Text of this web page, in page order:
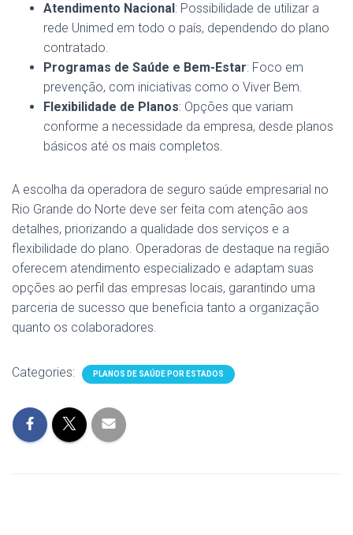
Atendimento Nacional: Possibilidade de utilizar a
rede Unimed em todo o país, dependendo do plano
contratado.
Programas de Saúde e Bem-Estar: Foco em
prevenção, com iniciativas como o Viver Bem.
Flexibilidade de Planos: Opções que variam
conforme a necessidade da empresa, desde planos
básicos até os mais completos.
A escolha da operadora de seguro saúde empresarial no
Rio Grande do Norte deve ser feita com atenção aos
detalhes, priorizando a qualidade dos serviços e a
flexibilidade do plano. Operadoras de destaque na região
oferecem atendimento especializado e adaptam suas
opções ao perfil das empresas locais, garantindo uma
parceria de sucesso que beneficia tanto a organização
quanto os colaboradores.
Categories: PLANOS DE SAÚDE POR ESTADOS